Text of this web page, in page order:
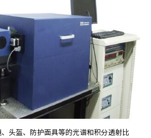
头盔、防护面具等的光谱和积分透射比